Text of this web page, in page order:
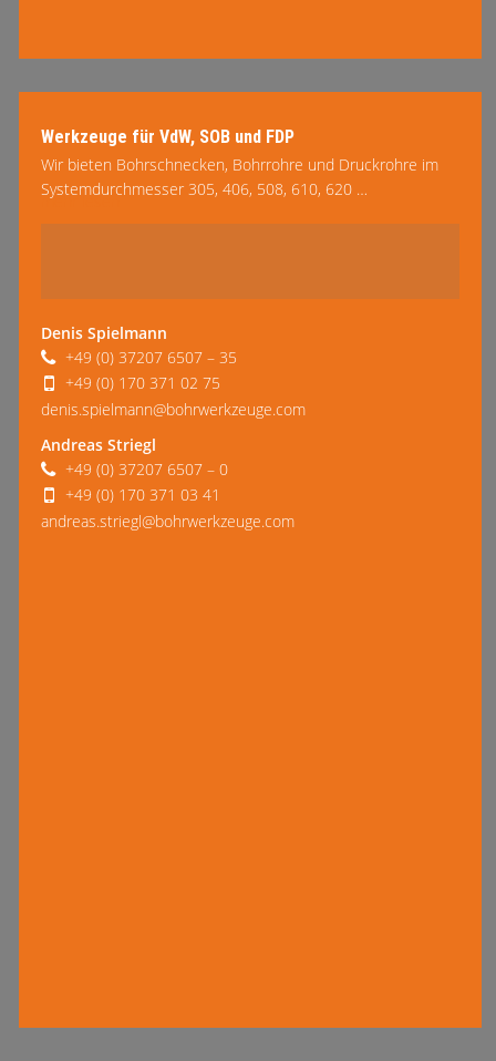
Werkzeuge für VdW, SOB und FDP
Wir bieten Bohrschnecken, Bohrrohre und Druckrohre im
Systemdurchmesser 305, 406, 508, 610, 620 …
mehr lesen
Denis Spielmann
+49 (0) 37207 6507 – 35
+49 (0) 170 371 02 75
denis.spielmann@bohrwerkzeuge.com
Andreas Striegl
+49 (0) 37207 6507 – 0
+49 (0) 170 371 03 41
andreas.striegl@bohrwerkzeuge.com